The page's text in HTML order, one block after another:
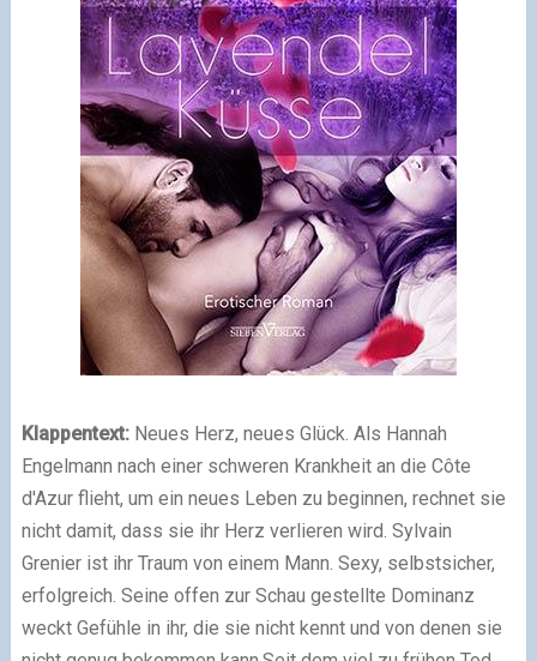
Klappentext: Neues Herz, neues Glück. Als Hannah
Engelmann nach einer schweren Krankheit an die Côte
d'Azur flieht, um ein neues Leben zu beginnen, rechnet sie
nicht damit, dass sie ihr Herz verlieren wird. Sylvain
Grenier ist ihr Traum von einem Mann. Sexy, selbstsicher,
erfolgreich. Seine offen zur Schau gestellte Dominanz
weckt Gefühle in ihr, die sie nicht kennt und von denen sie